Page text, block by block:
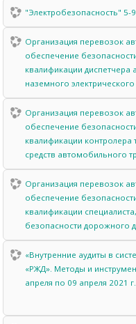
"Электробезопасность" 5-
Организация перевозок
обеспечение
квалификации диспетчера
наземного
Организация перевозок
обеспечение
квалификации контролера
средств автомобильного
Организация перевозок
обеспечение
квалификации
безопасности дорожного
«Внутренние аудиты в
«РЖД». Методы и
апреля по 09 апреля 2021 г.